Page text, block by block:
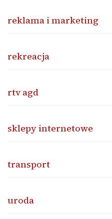
reklama i marketing
rekreacja
rtv agd
sklepy internetowe
transport
uroda